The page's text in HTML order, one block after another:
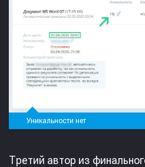
Уникальности нет
Третий автор из